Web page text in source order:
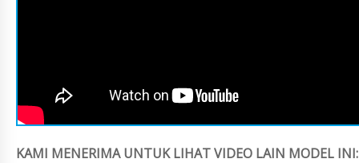
KAMI MENERIMA UNTUK LIHAT VIDEO LAIN MODEL INI: